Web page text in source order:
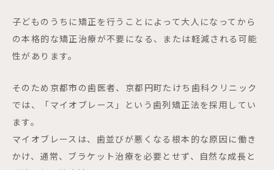
子どものうちに矯正を行うことによって大人になってから
の本格的な矯正治療が不要になる、または軽減される可能
性があります。
そのため京都市の歯医者、京都円町たけち歯科クリニック
では、「マイオブレース」という歯列矯正法を採用してい
ます。
マイオブレースは、歯並びが悪くなる根本的な原因に働き
かけ、通常、ブラケット治療を必要とせず、自然な成長と